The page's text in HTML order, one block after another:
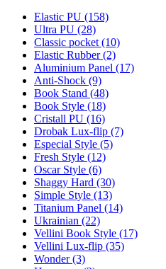
Elastic PU (158)
Ultra PU (28)
Classic pocket (10)
Elastic Rubber (2)
Aluminium Panel (17)
Anti-Shock (9)
Book Stand (48)
Book Style (18)
Cristall PU (16)
Drobak Lux-flip (7)
Especial Style (5)
Fresh Style (12)
Oscar Style (6)
Shaggy Hard (30)
Simple Style (13)
Titanium Panel (14)
Ukrainian (22)
Vellini Book Style (17)
Vellini Lux-flip (35)
Wonder (3)